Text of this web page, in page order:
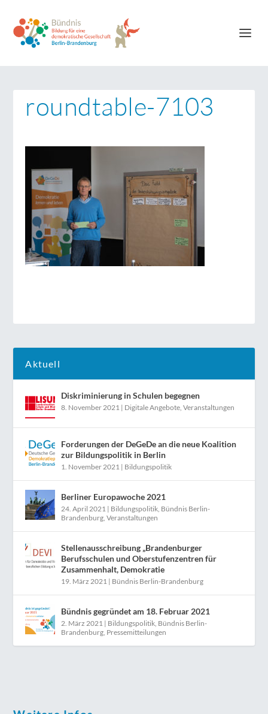
roundtable-7103
Aktuell
Diskriminierung in Schulen begegnen
8. November 2021 | Digitale Angebote ,Veranstaltungen
Forderungen der DeGeDe an die neue Koalition
zur Bildungspolitik in Berlin
1. November 2021 | Bildungspolitik
Berliner Europawoche 2021
24. April 2021 | Bildungspolitik Bündnis Berlin-
Brandenburg ,Veranstaltungen
Stellenausschreibung „Brandenburger
Berufsschulen und Oberstufenzentren für
Zusammenhalt, Demokratie
19. März 2021 | Bündnis Berlin-Brandenburg
Bündnis gegründet am 18. Februar 2021
2. März 2021 | Bildungspolitik Bündnis Berlin-
Brandenburg Pressemitteilungen